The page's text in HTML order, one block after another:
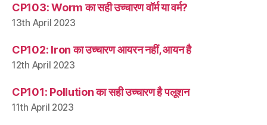
CP103: Worm का सही उच्चारण वॉर्म या वर्म?
13th April 2023
CP102: Iron का उच्चारण आयरन नहीं, आयन है
12th April 2023
CP101: Pollution का सही उच्चारण है पलूशन
11th April 2023